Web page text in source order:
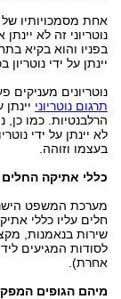
אחת מסמכויותיו של
נוטריוני זה לא
בפניו והוא בקיא
יינתן על ידי
נוטריונים מעניקים
תרגום נוטריוני
הרלבנטיות. כמו כן,
לא יינתן על ידי
בעצמו וזוהה.
כללי אתיקה החלים
מערכת המשפט
חלים עליו כללי
שירות בנאמנות,
לסודות המגיעים
אחרת).
מיהם הגופים